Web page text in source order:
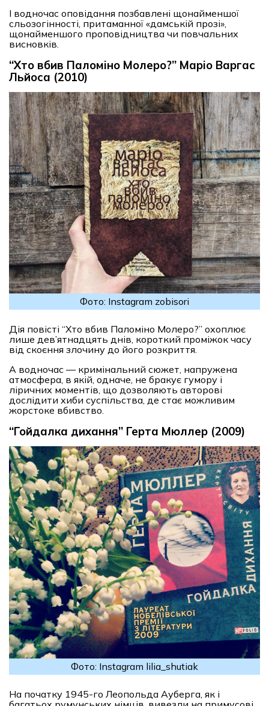
І водночас оповідання позбавлені щонайменшої
сльозогінності, притаманної «дамській прозі»,
щонайменшого проповідництва чи повчальних
висновків.
“Хто вбив Паломіно Молеро?” Маріо Варгас
Льйоса (2010)
Фото: Instagram zobisori
Дія повісті “Хто вбив Паломіно Молеро?” охоплює
лише дев’ятнадцять днів, короткий проміжок часу
від скоєння злочину до його розкриття.
А водночас — кримінальний сюжет, напружена
атмосфера, в якій, одначе, не бракує гумору і
ліричних моментів, що дозволяють авторові
дослідити хиби суспільства, де стає можливим
жорстоке вбивство.
“Гойдалка дихання” Герта Мюллер (2009)
Фото: Instagram lilia_shutiak
На початку 1945-го Леопольда Ауберга, як і